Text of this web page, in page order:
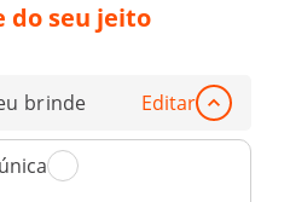
do seu jeito
brinde Editar